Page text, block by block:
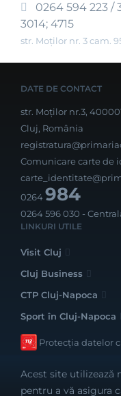
0264 594 223 /
3014; 4715
str. Moților nr. 3 cam.
DATE DE CONTACT
str. Moților nr.3,
Cluj, România
Comunicare carte de
0264984
0264 596 030 -
LINKURI UTILE
Visit Cluj
Cluj Business
CTP Cluj-Napoca
Sport în Cluj-Napoca
Protecția datelor
Acest site utilizează
pentru a vă asigura